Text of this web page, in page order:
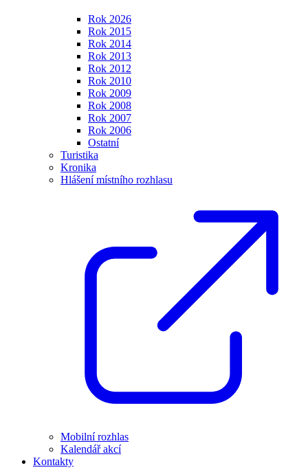
Rok 2026
Rok 2015
Rok 2014
Rok 2013
Rok 2012
Rok 2010
Rok 2009
Rok 2008
Rok 2007
Rok 2006
Ostatní
Turistika
Kronika
Hlášení místního rozhlasu
Mobilní rozhlas
Kalendář akcí
Kontakty